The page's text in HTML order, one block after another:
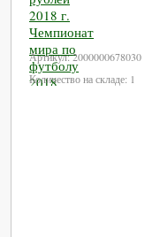
Артикул: 2000000678030
Количество на складе: 1